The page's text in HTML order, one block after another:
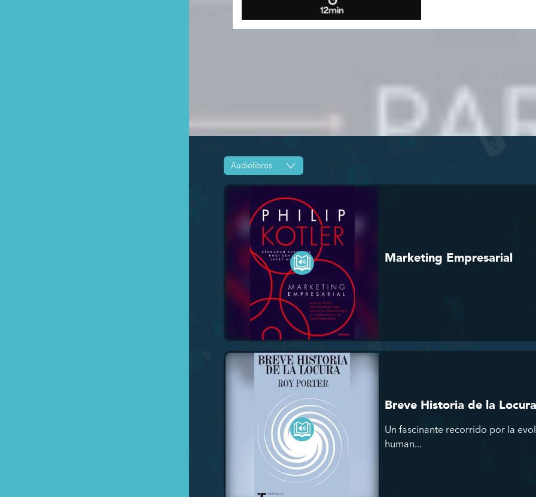
Marketing Empresarial
Breve Historia de la Locura
Un fascinante recorrido por la
human...